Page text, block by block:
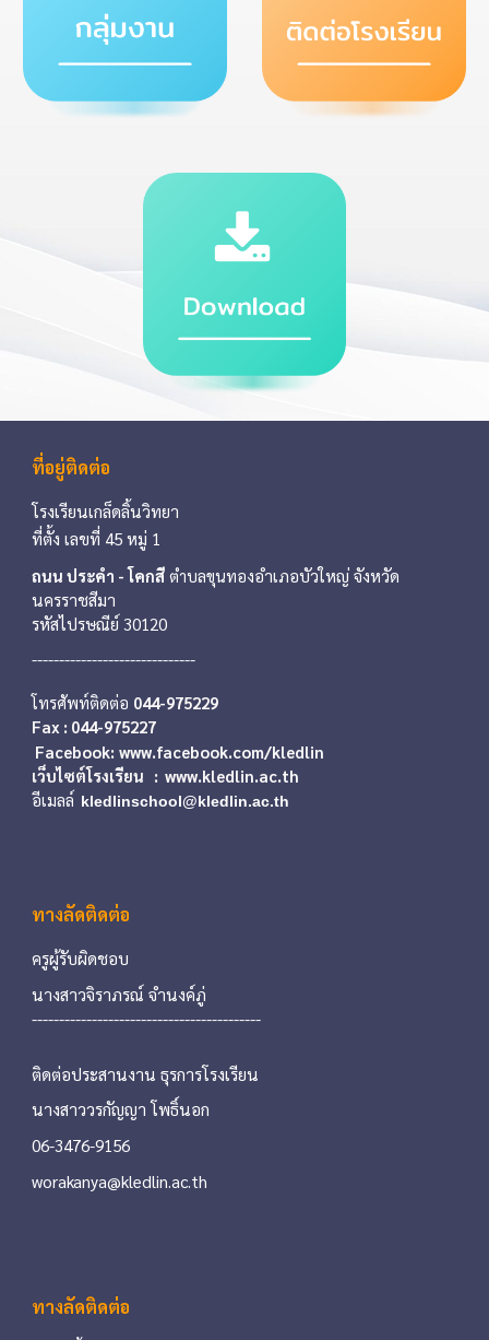
ที่อยู่ติดต่อ
โรงเรียนเกล็ดลิ้นวิทยา
ที่ตั้งเลขที่ 45 หมู่ 1
ถนน ประคำ - โคกสี ตำบลขุนทองอำเภอบัวใหญ่จังหวัด
นครราชสีมา
รหัสไปรษณีย์ 30120
------------------------------
โทรศัพท์ติดต่อ 044-975229
Fax : 044-975227
Facebook: www.facebook.com/kledlin
เว็บไซต์โรงเรียน : www.kledlin.ac.th
อีเมลล์ kledlinschool@kledlin.ac.th
ทางลัดติดต่อ
ครูผู้รับผิดชอบ
นางสาวจิราภรณ์ จำนงค์ภู่
------------------------------------------
ติดต่อประสานงาน ธุรการโรงเรียน
นางสาววรกัญญา โพธิ์นอก
06-3476-9156
worakanya@kledlin.ac.th
ทางลัดติดต่อ